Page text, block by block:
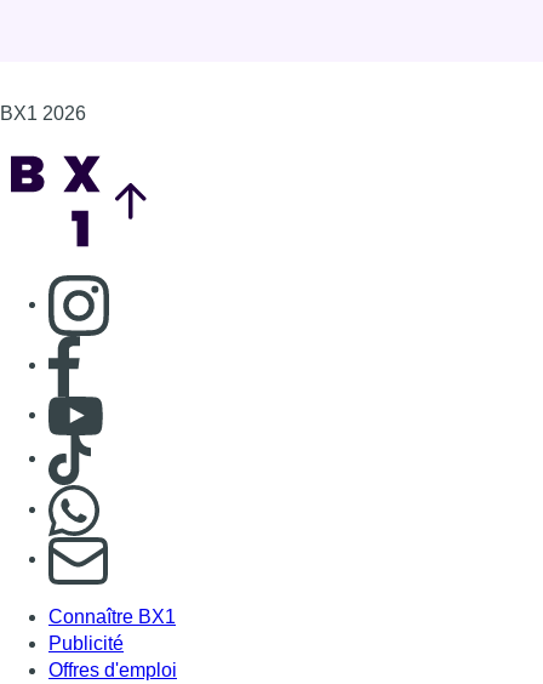
BX1 2026
Consulter page Instagram
Consulter page Facebook
Consulter Youtube
Consulter TikTok
S'abonner à notre newsletter
Connaître BX1
Publicité
Offres d'emploi